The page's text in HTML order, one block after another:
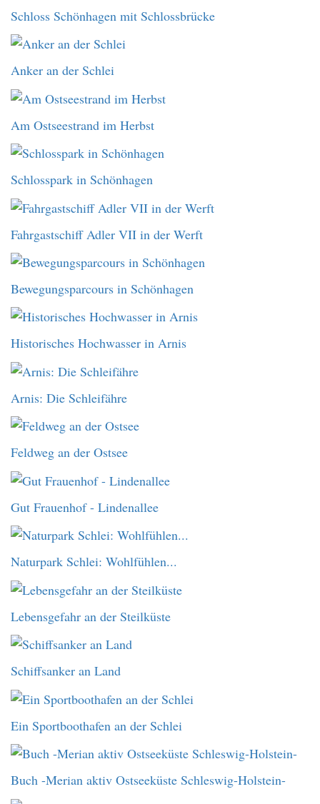
Schloss Schönhagen mit Schlossbrücke
Anker an der Schlei
Am Ostseestrand im Herbst
Schlosspark in Schönhagen
Fahrgastschiff Adler VII in der Werft
Bewegungsparcours in Schönhagen
Historisches Hochwasser in Arnis
Arnis: Die Schleifähre
Feldweg an der Ostsee
Gut Frauenhof - Lindenallee
Naturpark Schlei: Wohlfühlen...
Lebensgefahr an der Steilküste
Schiffsanker an Land
Ein Sportboothafen an der Schlei
Buch -Merian aktiv Ostseeküste Schleswig-Holstein-